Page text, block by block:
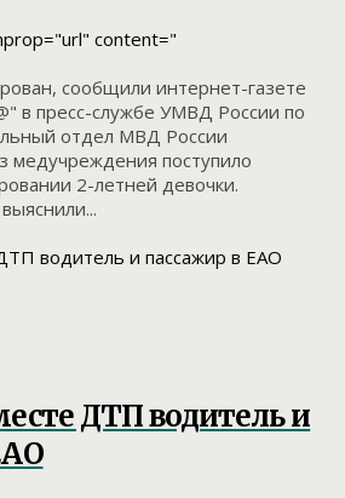
content="
сообщили интернет-газете
в пресс-службе УМВД России по
отдел МВД России
медучреждения поступило
2-летней девочки.
ДТП водитель и